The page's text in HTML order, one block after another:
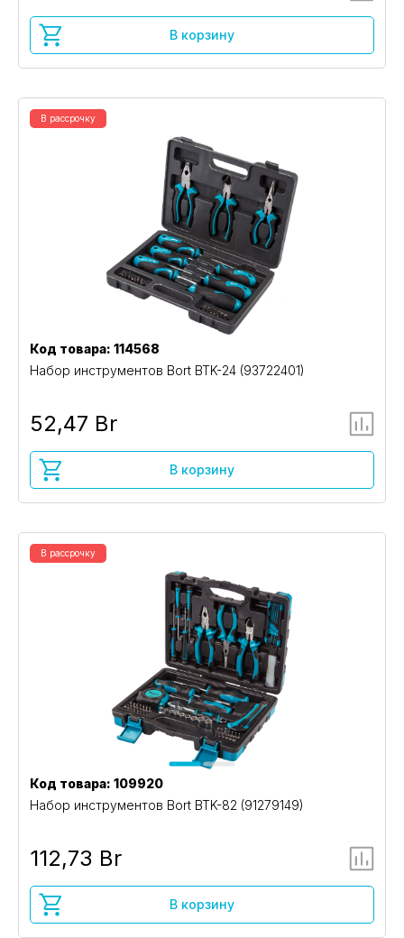
В корзину
В рассрочку
Код товара: 114568
Набор инструментов Bort BTK-24 (93722401)
52,47 Br
В корзину
В рассрочку
Код товара: 109920
Набор инструментов Bort BTK-82 (91279149)
112,73 Br
В корзину